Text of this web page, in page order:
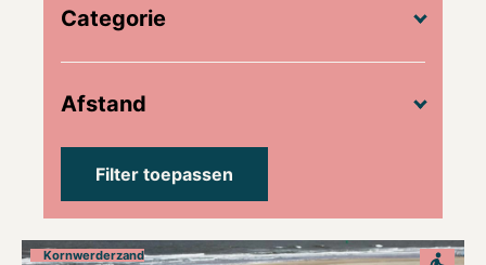
Categorie
Afstand
Kornwerderzand